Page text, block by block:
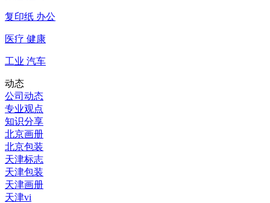
复印纸 办公
医疗 健康
工业 汽车
动态
公司动态
专业观点
知识分享
北京画册
北京包装
天津标志
天津包装
天津画册
天津vi